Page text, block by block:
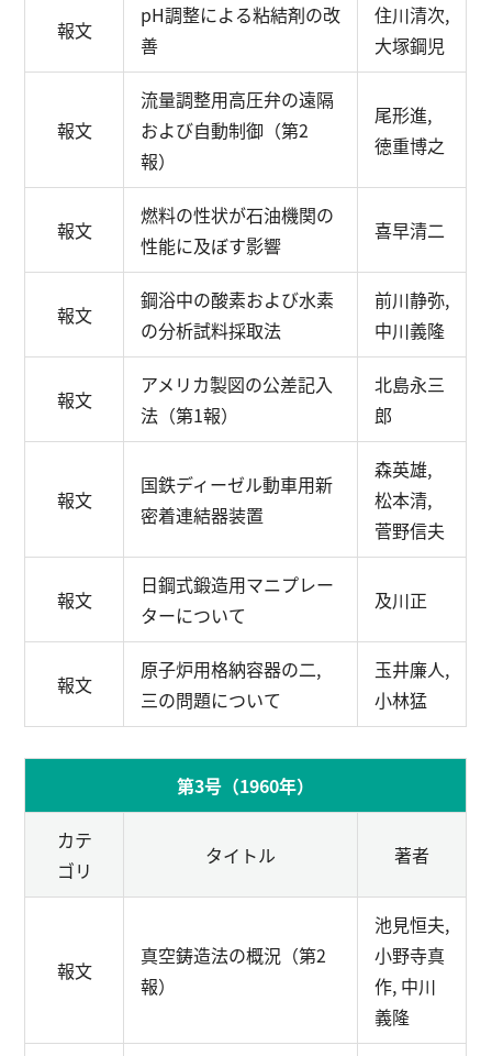
報文
pH調整による粘結剤の改
善
住川清次,
大塚鋼児
報文
流量調整用高圧弁の遠隔
および自動制御（第2
報）
尾形進,
徳重博之
報文
燃料の性状が石油機関の
性能に及ぼす影響
喜早清二
報文
鋼浴中の酸素および水素
の分析試料採取法
前川静弥,
中川義隆
報文
アメリカ製図の公差記入
法（第1報）
北島永三
郎
報文
国鉄ディーゼル動車用新
密着連結器装置
森英雄,
松本清,
菅野信夫
報文
日鋼式鍛造用マニプレー
ターについて
及川正
報文
原子炉用格納容器の二,
三の問題について
玉井廉人,
小林猛
第3号（1960年）
カテ
ゴリ
タイトル 著者
報文
真空鋳造法の概況（第2
報）
池見恒夫,
小野寺真
作, 中川
義隆